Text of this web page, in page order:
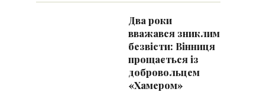
Два роки
вважався зниклим
безвісти: Вінниця
прощається із
добровольцем
«Хамером»